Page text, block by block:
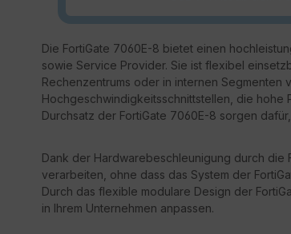
Die FortiGate 7060E-8 bietet einen
sowie Service Provider. Sie ist flexibel
Rechenzentrums oder in internen Segmenten
Hochgeschwindigkeitsschnittstellen, die
Durchsatz der FortiGate 7060E-8 sorgen
Dank der Hardwarebeschleunigung durch die
verarbeiten, ohne dass das System der
Durch das flexible modulare Design der
in Ihrem Unternehmen anpassen.